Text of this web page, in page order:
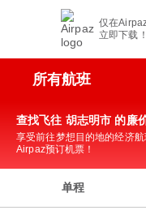
仅在
立即下载！
所有航班
查找飞往 胡志明市 的廉
享受前往梦想目的地的经济
Airpaz预订机票！
单程